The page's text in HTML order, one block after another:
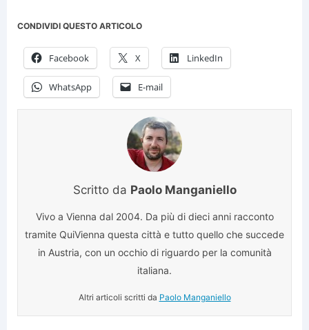
CONDIVIDI QUESTO ARTICOLO
Facebook X LinkedIn
WhatsApp E-mail
Scritto da Paolo Manganiello
Vivo a Vienna dal 2004. Da più di dieci anni racconto
tramite QuiVienna questa città e tutto quello che succede
in Austria, con un occhio di riguardo per la comunità
italiana.
Altri articoli scritti da Paolo Manganiello